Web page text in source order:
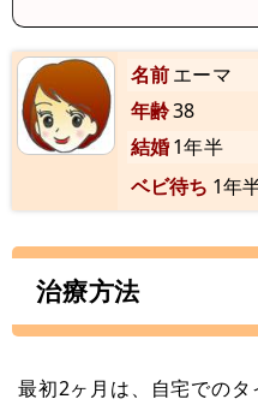
名前エーマ
年齢38
結婚1年半
ベビ待ち 1年
治療方法
最初2ヶ月は、自宅でのタ